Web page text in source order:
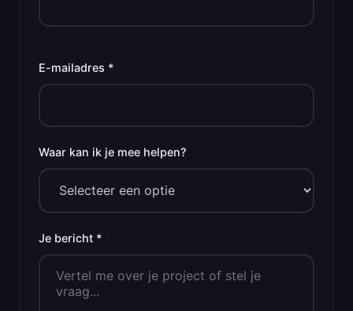
E-mailadres *
Waar kan ik je mee helpen?
Je bericht *